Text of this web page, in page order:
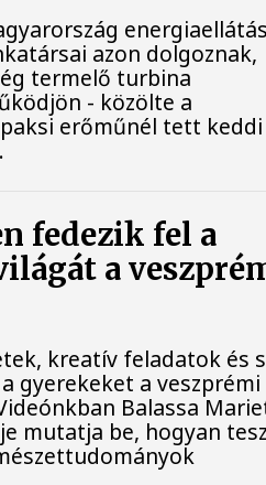
azon dolgoznak,
termelő turbina
- közölte a
erőműnél tett keddi
fedezik fel a
a
kreatív feladatok és
gyerekeket a veszprémi
Balassa
mutatja be, hogyan